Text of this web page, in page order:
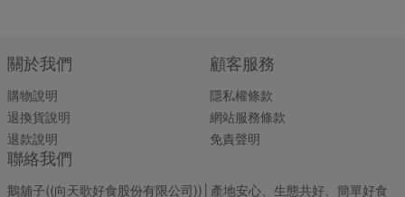
關於我們
購物說明
退換貨說明
退款說明
顧客服務
隱私權條款
網站服務條款
免責聲明
聯絡我們
鵝舖子((向天歌好食股份有限公司))│產地安心、生態共好、簡單好食